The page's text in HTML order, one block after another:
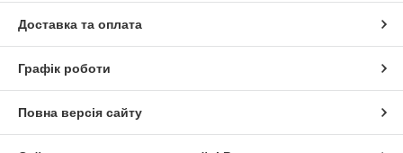
Доставка та оплата
Графік роботи
Повна версія сайту